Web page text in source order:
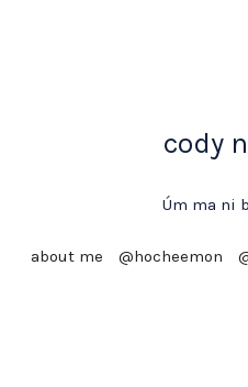
cody
Úm ma ni
about me @hocheemon